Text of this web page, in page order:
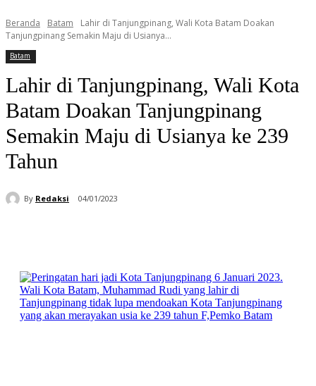
Beranda Batam
Lahir di Tanjungpinang, Wali Kota Batam Doakan
Tanjungpinang Semakin Maju di Usianya...
Batam
Lahir di Tanjungpinang, Wali Kota
Batam Doakan Tanjungpinang
Semakin Maju di Usianya ke 239
Tahun
By Redaksi 04/01/2023